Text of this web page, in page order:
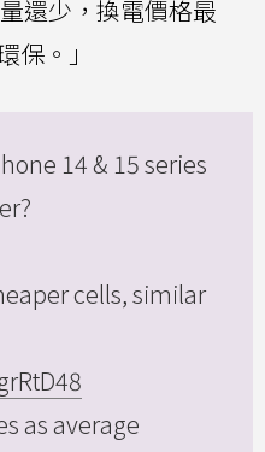
還少，換電價格最
保。」
14 & 15 series
cells, similar
as average